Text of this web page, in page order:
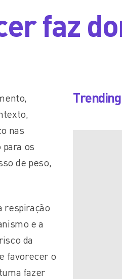
faz
nas
os
de peso,
respiração
e a
da
favorecer o
fazer
Trending